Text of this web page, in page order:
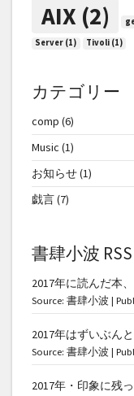
AIX (2)
Server (1) Tivoli(1)
カテゴリー
comp (6)
Music (1)
お知らせ(1)
戯言(7)
書肆小波
2017年に読んだ本
Source: 書肆小波
2017年はずいぶん
Source: 書肆小波
2017年・印象に残